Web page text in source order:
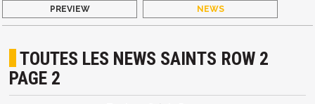
PREVIEW NEWS
TOUTES LES NEWS SAINTS ROW 2
PAGE 2